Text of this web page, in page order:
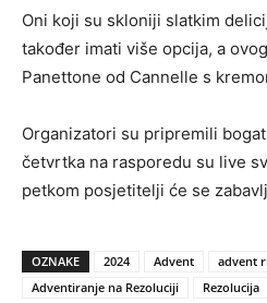
Oni koji su skloniji slatkim
također imati više opcija, a
Panettone od Cannelle s
Organizatori su pripremili
četvrtka na rasporedu su live
petkom posjetitelji će se
OZNAKE 2024 Advent advent
Adventiranje na Rezoluciji
Rezolucija